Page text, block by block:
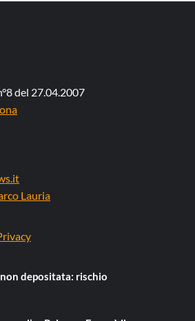
del 27.04.2007
Lauria
depositata: rischio